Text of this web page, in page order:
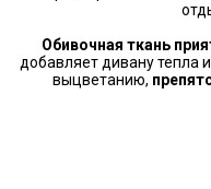
Обивочная ткань
добавляет дивану тепла
выцветанию,